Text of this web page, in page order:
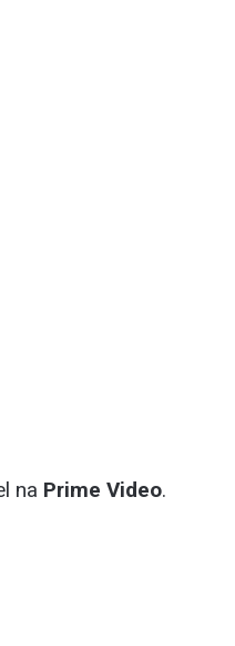
na Prime Video.